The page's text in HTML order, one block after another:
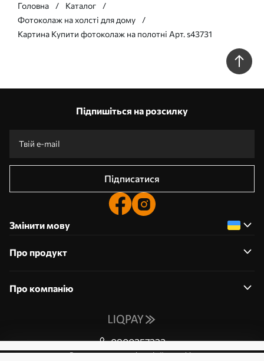
Головна
Каталог
Фотоколаж на холсті для дому
Картина Купити фотоколаж на полотні Арт. s43731
Підпишіться на розсилку
Підписатися
Змінити мову
Про продукт
Про компанію
0800357223
Редагування дозволів на файли cookie